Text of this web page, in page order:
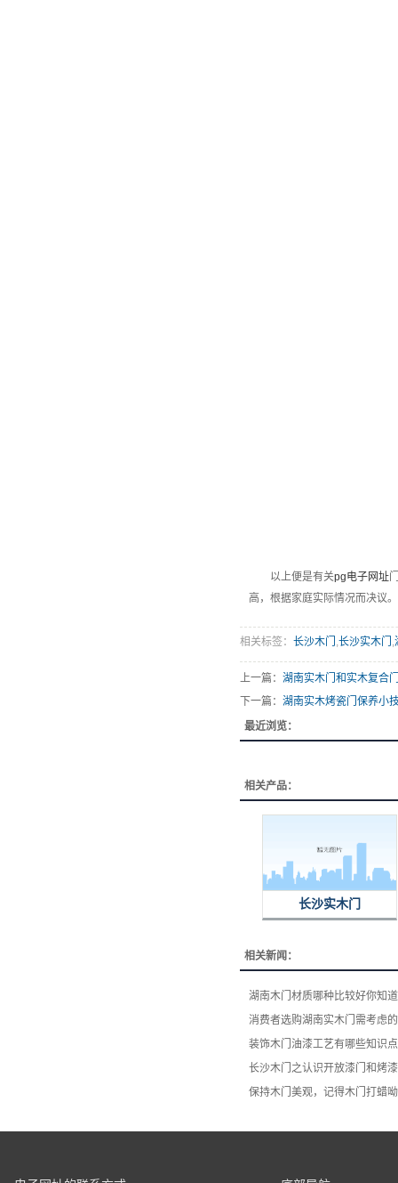
以上便是有关pg电子网址
高，根据家庭实际情况而决议。
相关标签： 长沙木门 ,长沙实木门 ,
上一篇： 湖南实木门和实木复合
下一篇： 湖南实木烤瓷门保养小
最近浏览：
相关产品：
长沙实木门
相关新闻：
湖南木门材质哪种比较好你知
消费者选购湖南实木门​需考虑
装饰木门油漆工艺有哪些知识
长沙木门之认识开放漆门和烤
保持木门美观，记得木门打蜡呦